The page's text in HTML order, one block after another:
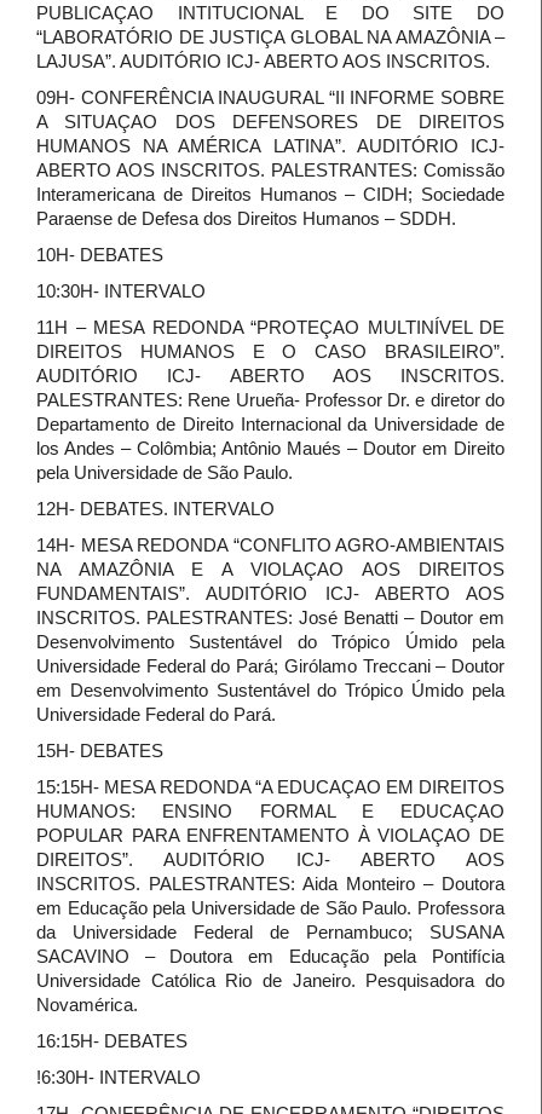
PUBLICAÇAO INTITUCIONAL E DO SITE DO
“LABORATÓRIO DE JUSTIÇA GLOBAL NA AMAZÔNIA –
LAJUSA”. AUDITÓRIO ICJ- ABERTO AOS INSCRITOS.
09H- CONFERÊNCIA INAUGURAL “II INFORME SOBRE
A SITUAÇAO DOS DEFENSORES DE DIREITOS
HUMANOS NA AMÉRICA LATINA”. AUDITÓRIO ICJ-
ABERTO AOS INSCRITOS. PALESTRANTES: Comissão
Interamericana de Direitos Humanos – CIDH; Sociedade
Paraense de Defesa dos Direitos Humanos – SDDH.
10H- DEBATES
10:30H- INTERVALO
11H – MESA REDONDA “PROTEÇAO MULTINÍVEL DE
DIREITOS HUMANOS E O CASO BRASILEIRO”.
AUDITÓRIO ICJ- ABERTO AOS INSCRITOS.
PALESTRANTES: Rene Urueña- Professor Dr. e diretor do
Departamento de Direito Internacional da Universidade de
los Andes – Colômbia; Antônio Maués – Doutor em Direito
pela Universidade de São Paulo.
12H- DEBATES. INTERVALO
14H- MESA REDONDA “CONFLITO AGRO-AMBIENTAIS
NA AMAZÔNIA E A VIOLAÇAO AOS DIREITOS
FUNDAMENTAIS”. AUDITÓRIO ICJ- ABERTO AOS
INSCRITOS. PALESTRANTES: José Benatti – Doutor em
Desenvolvimento Sustentável do Trópico Úmido pela
Universidade Federal do Pará; Girólamo Treccani – Doutor
em Desenvolvimento Sustentável do Trópico Úmido pela
Universidade Federal do Pará.
15H- DEBATES
15:15H- MESA REDONDA “A EDUCAÇAO EM DIREITOS
HUMANOS: ENSINO FORMAL E EDUCAÇAO
POPULAR PARA ENFRENTAMENTO À VIOLAÇAO DE
DIREITOS”. AUDITÓRIO ICJ- ABERTO AOS
INSCRITOS. PALESTRANTES: Aida Monteiro – Doutora
em Educação pela Universidade de São Paulo. Professora
da Universidade Federal de Pernambuco; SUSANA
SACAVINO – Doutora em Educação pela Pontifícia
Universidade Católica Rio de Janeiro. Pesquisadora do
Novamérica.
16:15H- DEBATES
!6:30H- INTERVALO